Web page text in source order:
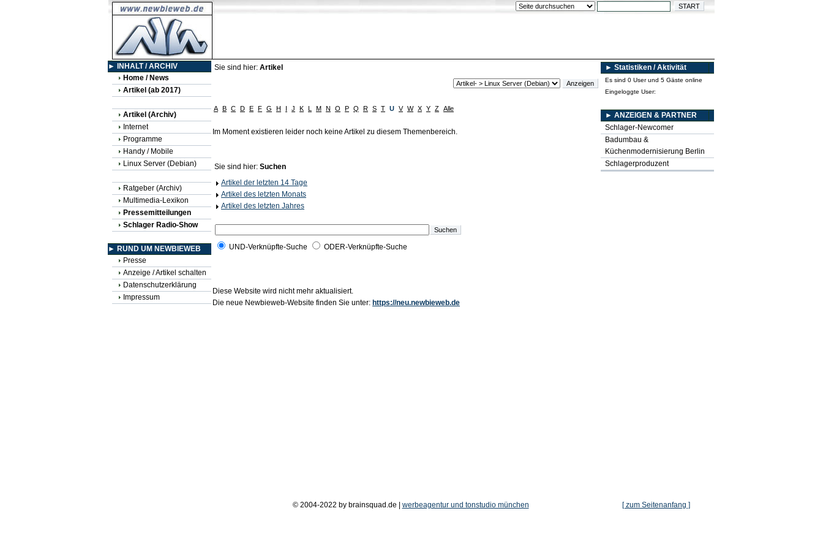
► INHALT / ARCHIV
Home / News
Artikel (ab 2017)
Artikel (Archiv)
Internet
Programme
Handy / Mobile
Linux Server (Debian)
Ratgeber (Archiv)
Multimedia-Lexikon
Pressemitteilungen
Schlager Radio-Show
► RUND UM NEWBIEWEB
Presse
Anzeige / Artikel schalten
Datenschutzerklärung
Impressum
Sie sind hier: Artikel
A B C D E F G H I J K L M N O P Q R S T U V W X Y Z Alle
Im Moment existieren leider noch keine Artikel zu diesem Themenbereich.
Sie sind hier: Suchen
Artikel der letzten 14 Tage
Artikel des letzten Monats
Artikel des letzten Jahres
UND-Verknüpfte-Suche ODER-Verknüpfte-Suche
Diese Website wird nicht mehr aktualisiert.
Die neue Newbieweb-Website finden Sie unter: https://neu.newbieweb.de
► Statistiken / Aktivität
Es sind 0 User und 5 Gäste online
Eingeloggte User:
► ANZEIGEN & PARTNER
Schlager-Newcomer
Badumbau &
Küchenmodernisierung Berlin
Schlagerproduzent
© 2004-2022 by brainsquad.de | werbeagentur und tonstudio münchen [ zum Seitenanfang ]